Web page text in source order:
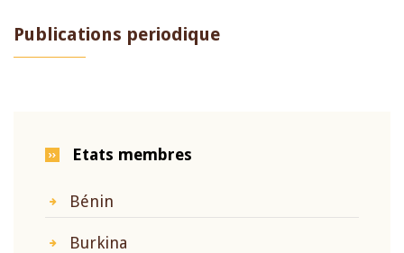
Publications periodique
Etats membres
Bénin
Burkina